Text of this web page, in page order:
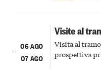
06 AGO
07 AGO
Visite al
Visita al
prospettiva